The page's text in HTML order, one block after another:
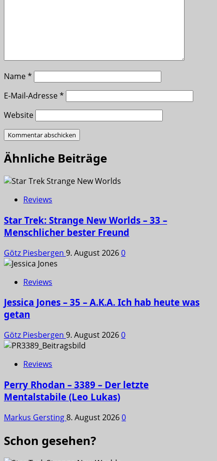
Name*
E-Mail-Adresse*
Website
Ähnliche Beiträge
Reviews
Star Trek: Strange New Worlds – 33 –
Menschlicher bester Freund
Götz Piesbergen 9. August 20260
Reviews
Jessica Jones – 35 – A.K.A. Ich hab heute was
getan
Götz Piesbergen 9. August 20260
Reviews
Perry Rhodan – 3389 – Der letzte
Mentalstabile (Leo Lukas)
Markus Gersting8. August 20260
Schon gesehen?